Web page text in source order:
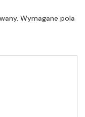
Wymagane pola